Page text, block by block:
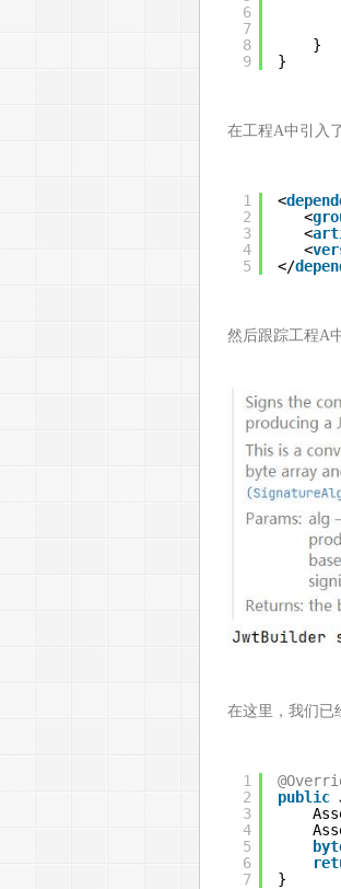
6
7
8
9
}
}
在工程A中引入
1
2
3
4
5
<
<
<
<
</
然后跟踪工程A
在这里，我们已
1
2
3
4
5
6
7
public
}